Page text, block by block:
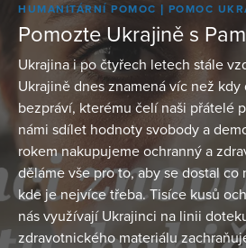
HUMANITÁRNÍ POMOC POMOC
Pomozte Ukrajině s
Ukrajina i po čtyřech letech stále
Ukrajině dnes znamená víc než
bezpráví, kterému čelí naši přátelé
námi sdílet hodnoty svobody a
rokem nakupujeme ochranný a
děláme vše pro to, aby se dostal co
kde je nejvíce třeba. Tisíce kusů
nás využívají Ukrajinci na linii
zdravotnického materiálu